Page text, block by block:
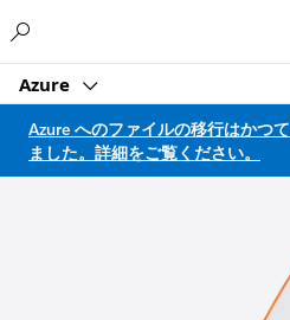
Azure
Azure へのファイルの移行はかつ
ました。詳細をご覧ください。